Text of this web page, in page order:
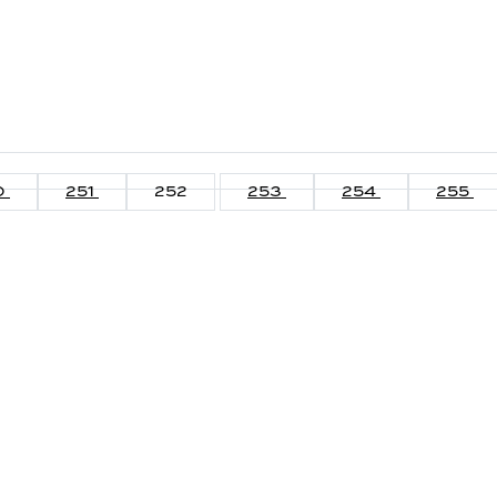
251 252 253 254 255